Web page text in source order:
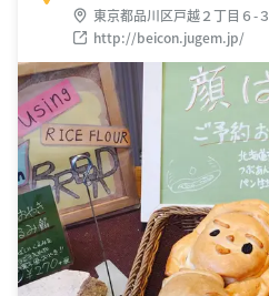
東京都品川区戸越２丁目６-３
http://beicon.jugem.jp/